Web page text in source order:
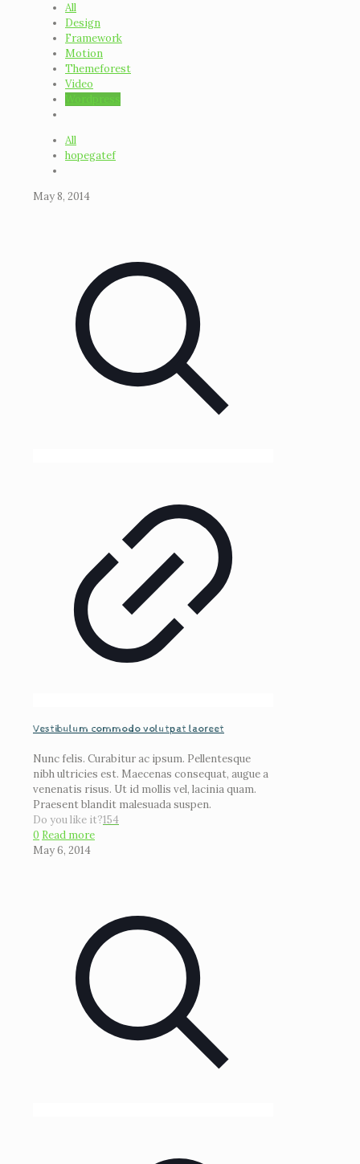
All
Design
Framework
Motion
Themeforest
Video
Wordpress
All
hopegatef
May 8, 2014
Vestibulum commodo volutpat laoreet
Nunc felis. Curabitur ac ipsum. Pellentesque
nibh ultricies est. Maecenas consequat, augue a
venenatis risus. Ut id mollis vel, lacinia quam.
Praesent blandit malesuada suspen.
Do you like it?154
0 Read more
May 6, 2014